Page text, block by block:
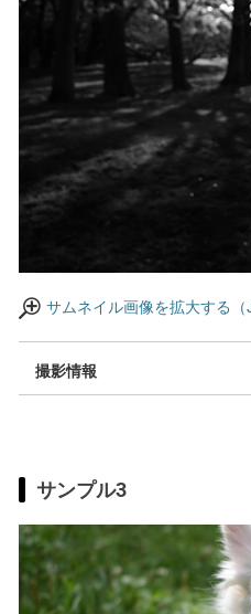
サムネイル画像を拡大する（
撮影情報
サンプル3